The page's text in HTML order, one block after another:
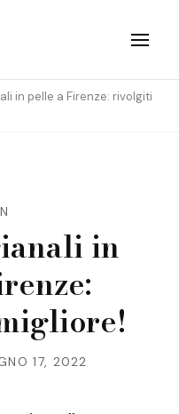
in pelle a Firenze: rivolgiti
in
17, 2022